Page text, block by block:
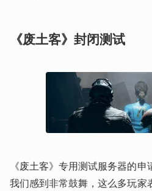
《废土客》封闭测试
《废土客》专用测试服务器的
我们感到非常鼓舞，这么多玩家